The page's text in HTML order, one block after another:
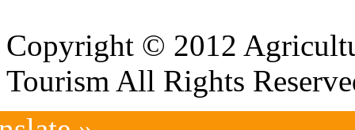
Copyright © 2012
Tourism All Rights